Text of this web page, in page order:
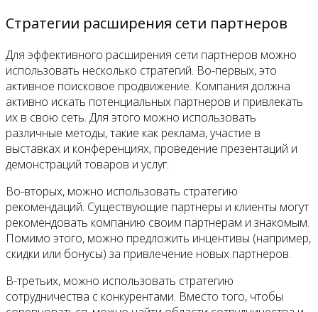
Стратегии расширения сети партнеров
Для эффективного расширения сети партнеров можно
использовать несколько стратегий. Во-первых, это
активное поисковое продвижение. Компания должна
активно искать потенциальных партнеров и привлекать
их в свою сеть. Для этого можно использовать
различные методы, такие как реклама, участие в
выставках и конференциях, проведение презентаций и
демонстраций товаров и услуг.
Во-вторых, можно использовать стратегию
рекомендаций. Существующие партнеры и клиенты могут
рекомендовать компанию своим партнерам и знакомым.
Помимо этого, можно предложить инцентивы (например,
скидки или бонусы) за привлечение новых партнеров.
В-третьих, можно использовать стратегию
сотрудничества с конкурентами. Вместо того, чтобы